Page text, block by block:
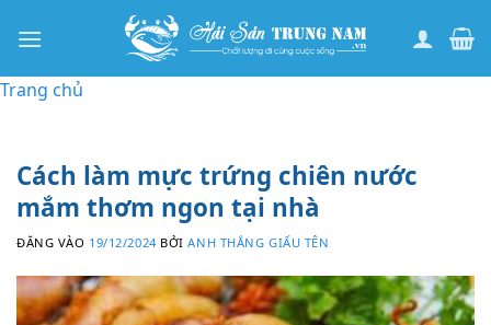
qua
dung
Trang chủ
Cách làm mực trứng chiên nước
mắm thơm ngon tại nhà
ĐĂNG VÀO 19/12/2024 BỞIANH THẮNG GIẤU TÊN